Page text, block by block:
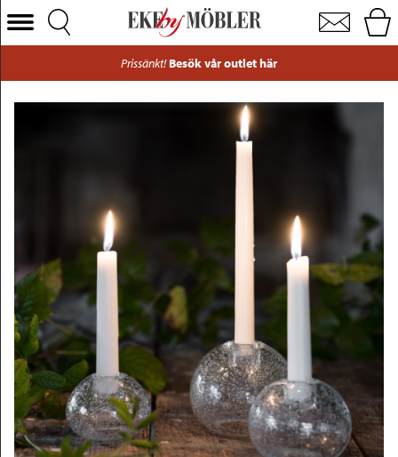
Ernst ljusstake glas bubblig H7,5 cm
Välj Kategori
Fåtöljer
Inredning
Mattor
Belysning
Utemöbler
Varumärken
Outlet
Prissänkt! Besök vår outlet här